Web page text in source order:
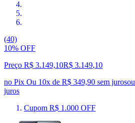
(40)
10% OFF
Preço R$ 3.149,10R$ 3.149,10
no Pix Ou 10x de R$ 349,90 sem jurosou
juros
Cupom R$ 1.000 OFF